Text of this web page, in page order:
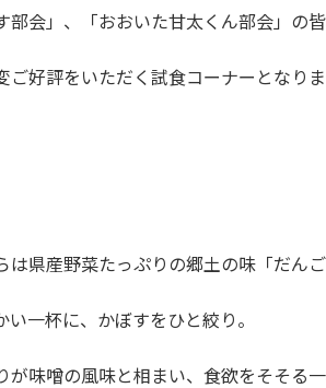
部会」、「おおいた甘太くん部会」の皆
ご好評をいただく試食コーナーとなりま
は県産野菜たっぷりの郷土の味「だんご
い一杯に、かぼすをひと絞り。
が味噌の風味と相まい、食欲をそそる